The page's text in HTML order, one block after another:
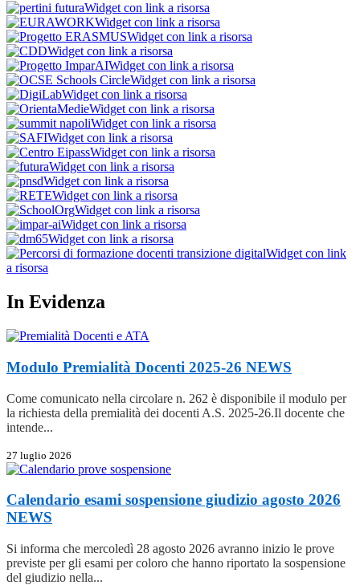
Widget con link a risorsa
Widget con link a risorsa
Widget con link a risorsa
Widget con link a risorsa
Widget con link a risorsa
Widget con link a risorsa
Widget con link a risorsa
Widget con link a risorsa
Widget con link a risorsa
Widget con link a risorsa
Widget con link a risorsa
Widget con link a risorsa
Widget con link a risorsa
Widget con link a risorsa
Widget con link a risorsa
Widget con link a risorsa
Widget con link a risorsa
Widget con link
a risorsa
In Evidenza
Modulo Premialità Docenti 2025-26 NEWS
Come comunicato nella circolare n. 262 è disponibile il modulo per
la richiesta della premialità dei docenti A.S. 2025-26.Il docente che
intende...
27 luglio 2026
Calendario esami sospensione giudizio agosto 2026
NEWS
Si informa che mercoledì 28 agosto 2026 avranno inizio le prove
previste per gli esami per coloro che hanno riportato la sospensione
del giudizio nella...